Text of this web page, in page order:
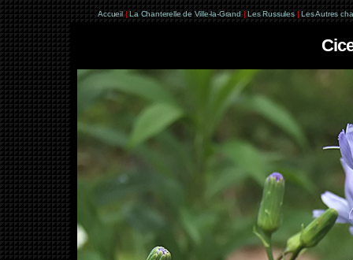
Accueil | La Chanterelle de Ville-la-Grand | Les Russules | Les Autres